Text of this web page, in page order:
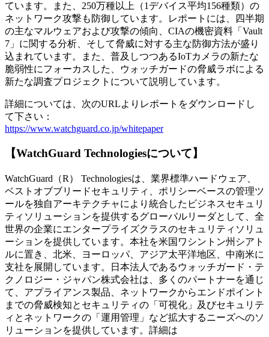
ています。また、250万種以上（1デバイス平均156種類）の
ネットワーク攻撃も防御しています。レポートには、四半期
の主なマルウェアおよび攻撃の傾向、CIAの機密資料「Vault
7」に関する分析、そして脅威に対する主な防御方法が盛り
込まれています。また、普及しつつあるIoTカメラの新たな
脆弱性にフォーカスした、ウォッチガードの脅威ラボによる
新たな調査プロジェクトについて説明しています。
詳細については、次のURLよりレポートをダウンロードし
て下さい：
https://www.watchguard.co.jp/whitepaper
【WatchGuard Technologiesについて】
WatchGuard（R） Technologiesは、業界標準ハードウェア、
ベストオブブリードセキュリティ、ポリシーベースの管理ツ
ールを独自アーキテクチャにより統合したビジネスセキュリ
ティソリューションを提供するグローバルリーダとして、全
世界の企業にエンタープライズクラスのセキュリティソリュ
ーションを提供しています。本社を米国ワシントン州シアト
ルに置き、北米、ヨーロッパ、アジア太平洋地区、中南米に
支社を展開しています。日本法人であるウォッチガード・テ
クノロジー・ジャパン株式会社は、多くのパートナーを通じ
て、アプライアンス製品、ネットワークからエンドポイント
までの脅威検知とセキュリティの「可視化」及びセキュリテ
ィとネットワークの「運用管理」など拡大するニーズへのソ
リューションを提供しています。詳細は